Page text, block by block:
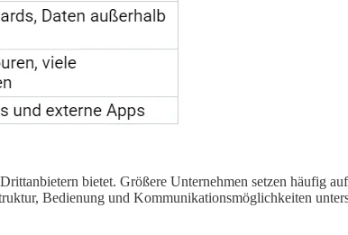
bietet. Größere Unternehmen setzen häufig
Bedienung und Kommunikationsmöglichkeiten